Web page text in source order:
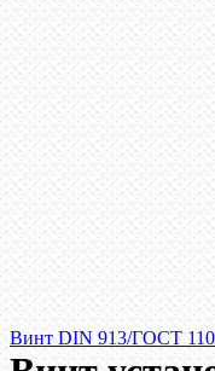
Винт DIN 913/ГОСТ